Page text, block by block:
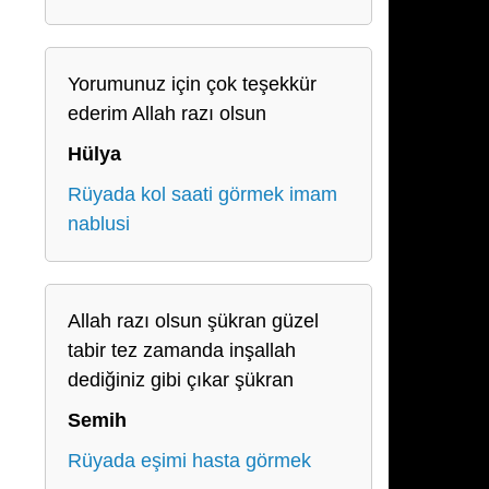
Yorumunuz için çok teşekkür
ederim Allah razı olsun
Hülya
Rüyada kol saati görmek imam
nablusi
Allah razı olsun şükran güzel
tabir tez zamanda inşallah
dediğiniz gibi çıkar şükran
Semih
Rüyada eşimi hasta görmek